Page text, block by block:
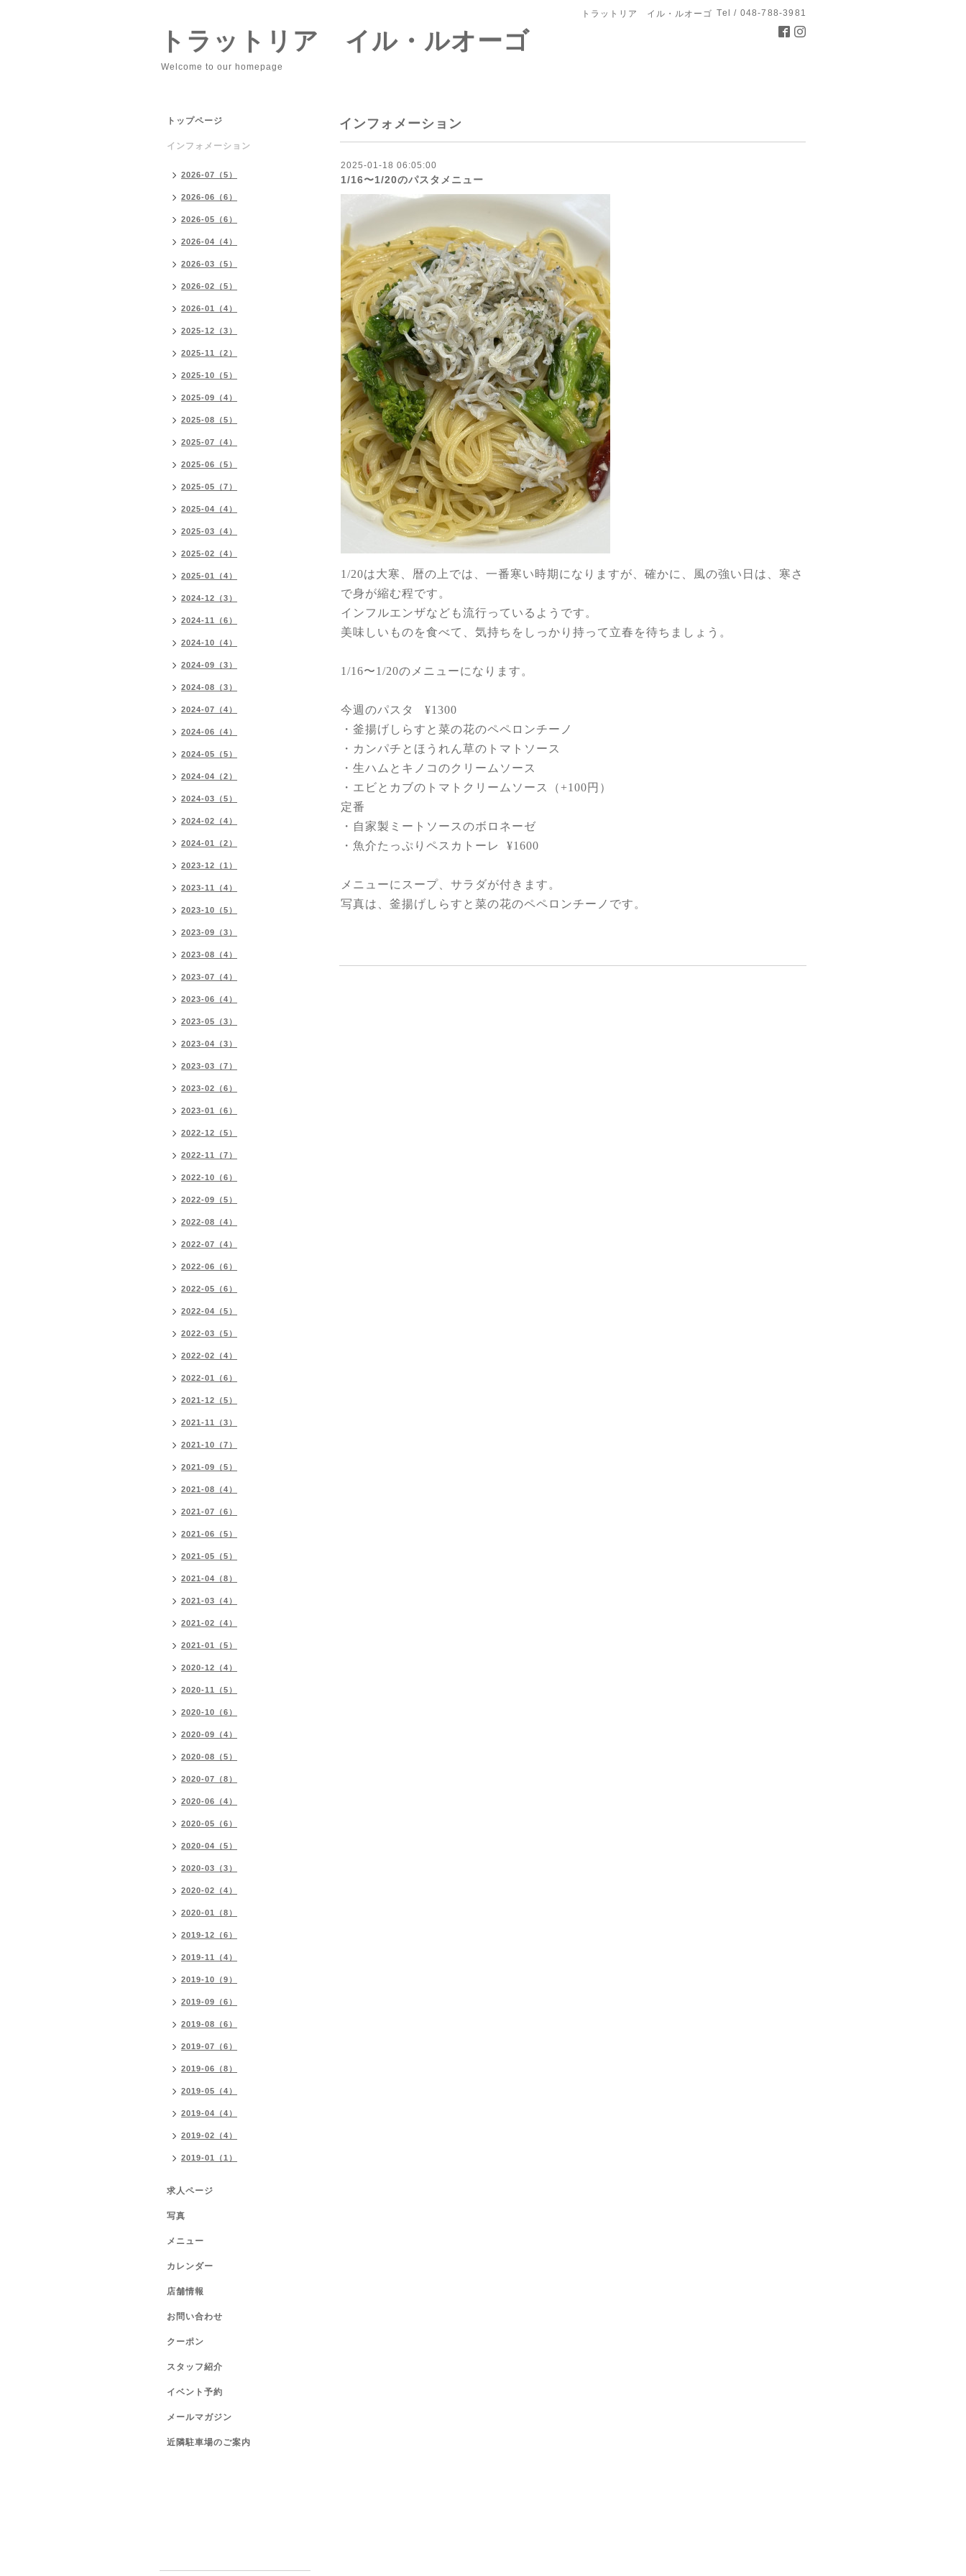
トラットリア イル・ルオーゴ Tel / 048-788-3981
トラットリア イル・ルオーゴ
Welcome to our homepage
インフォメーション
2025-01-18 06:05:00
1/16〜1/20のパスタメニュー
1/20は大寒、暦の上では、一番寒い時期になりますが、確かに、風の強い日は、寒さ
で身が縮む程です。
インフルエンザなども流行っているようです。
美味しいものを食べて、気持ちをしっかり持って立春を待ちましょう。
1/16〜1/20のメニューになります。
今週のパスタ
¥1300
・釜揚げしらすと菜の花のペペロンチーノ
・カンパチとほうれん草のトマトソース
・生ハムとキノコのクリームソース
・エビとカブのトマトクリームソース（+100 円）
定番
・自家製ミートソースのボロネーゼ
・魚介たっぷりペスカトーレ
¥1600
メニューにスープ、サラダが付きます。
写真は、 釜揚げしらすと菜の花のペペロンチーノです。
トップページ
インフォメーション
2026-07（5）
2026-06（6）
2026-05（6）
2026-04（4）
2026-03（5）
2026-02（5）
2026-01（4）
2025-12（3）
2025-11（2）
2025-10（5）
2025-09（4）
2025-08（5）
2025-07（4）
2025-06（5）
2025-05（7）
2025-04（4）
2025-03（4）
2025-02（4）
2025-01（4）
2024-12（3）
2024-11（6）
2024-10（4）
2024-09（3）
2024-08（3）
2024-07（4）
2024-06（4）
2024-05（5）
2024-04（2）
2024-03（5）
2024-02（4）
2024-01（2）
2023-12（1）
2023-11（4）
2023-10（5）
2023-09（3）
2023-08（4）
2023-07（4）
2023-06（4）
2023-05（3）
2023-04（3）
2023-03（7）
2023-02（6）
2023-01（6）
2022-12（5）
2022-11（7）
2022-10（6）
2022-09（5）
2022-08（4）
2022-07（4）
2022-06（6）
2022-05（6）
2022-04（5）
2022-03（5）
2022-02（4）
2022-01（6）
2021-12（5）
2021-11（3）
2021-10（7）
2021-09（5）
2021-08（4）
2021-07（6）
2021-06（5）
2021-05（5）
2021-04（8）
2021-03（4）
2021-02（4）
2021-01（5）
2020-12（4）
2020-11（5）
2020-10（6）
2020-09（4）
2020-08（5）
2020-07（8）
2020-06（4）
2020-05（6）
2020-04（5）
2020-03（3）
2020-02（4）
2020-01（8）
2019-12（6）
2019-11（4）
2019-10（9）
2019-09（6）
2019-08（6）
2019-07（6）
2019-06（8）
2019-05（4）
2019-04（4）
2019-02（4）
2019-01（1）
求人ページ
写真
メニュー
カレンダー
店舗情報
お問い合わせ
クーポン
スタッフ紹介
イベント予約
メールマガジン
近隣駐車場のご案内